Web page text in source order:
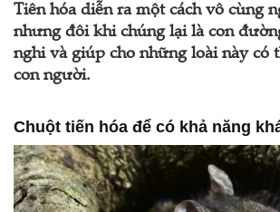
Tiên hóa diễn ra một cách vô cùng
nhưng đôi khi chúng lại là con
nghi và giúp cho những loài này có
con người.
Chuột tiến hóa để có khả năng